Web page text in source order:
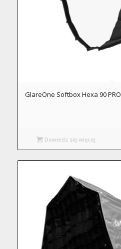
GlareOne Softbox Hexa 90 PRO
Dowiedz się więcej